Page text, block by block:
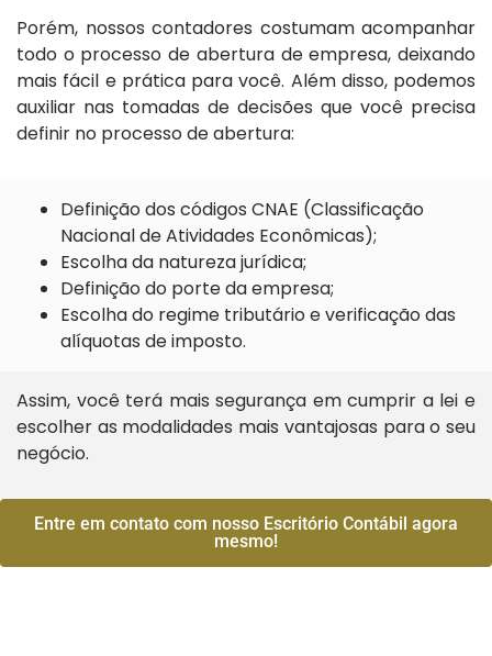
Porém, nossos contadores costumam acompanhar
todo o processo de abertura de empresa, deixando
mais fácil e prática para você. Além disso, podemos
auxiliar nas tomadas de decisões que você precisa
definir no processo de abertura:
Definição dos códigos CNAE (Classificação
Nacional de Atividades Econômicas);
Escolha da natureza jurídica;
Definição do porte da empresa;
Escolha do regime tributário e verificação das
alíquotas de imposto.
Assim, você terá mais segurança em cumprir a lei e
escolher as modalidades mais vantajosas para o seu
negócio.
Entre em contato com nosso Escritório Contábil agora
mesmo!